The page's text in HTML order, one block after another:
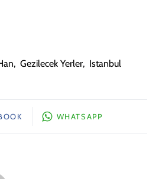
, Gezilecek Yerler, Istanbul
WHATSAPP